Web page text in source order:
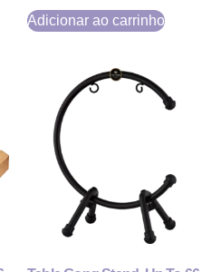
Adicionar ao carrinho